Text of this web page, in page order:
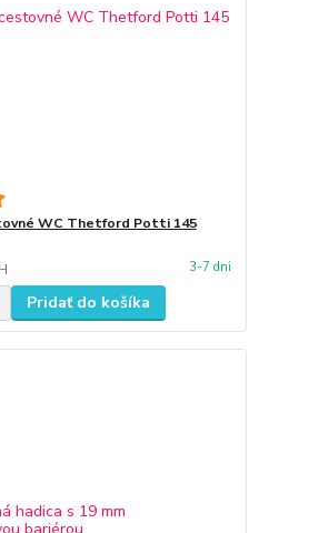
WC Thetford Potti 145
3-7 dni
Pridať do košíka